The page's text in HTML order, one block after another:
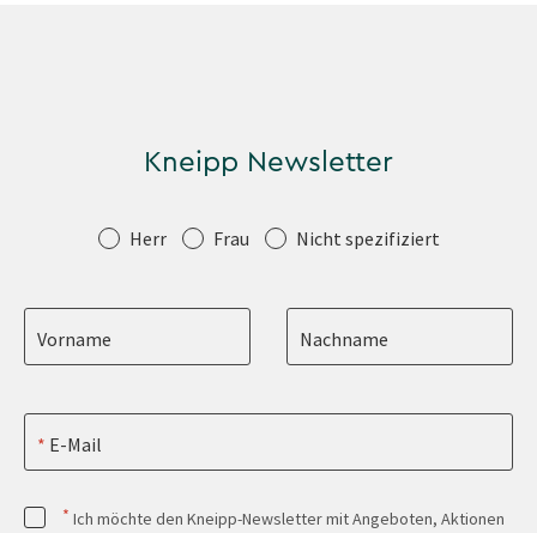
Kneipp Newsletter
Anrede Herr Frau Nicht spezifiziert
Vorname Nachname
E-Mail
* Ich möchte den Kneipp-Newsletter mit Angeboten, Aktionen